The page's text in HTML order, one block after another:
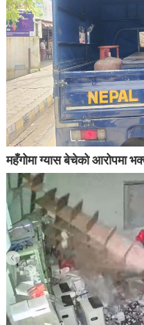
महँगोमा ग्यास बेचेको आरोपमा